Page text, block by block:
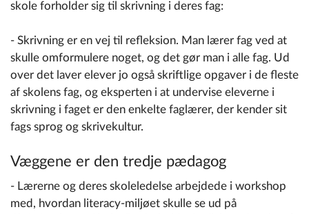
skole forholder sig til skrivning i deres fag:
- Skrivning er en vej til refleksion. Man lærer fag ved at
skulle omformulere noget, og det gør man i alle fag. Ud
over det laver elever jo også skriftlige opgaver i de fleste
af skolens fag, og eksperten i at undervise eleverne i
skrivning i faget er den enkelte faglærer, der kender sit
fags sprog og skrivekultur.
Væggene er den tredje pædagog
- Lærerne og deres skoleledelse arbejdede i workshop
med, hvordan literacy-miljøet skulle se ud på